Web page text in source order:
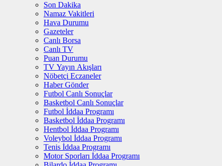
Son Dakika
Namaz Vakitleri
Hava Durumu
Gazeteler
Canlı Borsa
Canlı TV
Puan Durumu
TV Yayın Akışları
Nöbetçi Eczaneler
Haber Gönder
Futbol Canlı Sonuçlar
Basketbol Canlı Sonuçlar
Futbol İddaa Programı
Basketbol İddaa Programı
Hentbol İddaa Programı
Voleybol İddaa Programı
Tenis İddaa Programı
Motor Sporları İddaa Programı